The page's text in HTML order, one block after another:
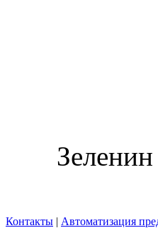
Контакты | Автоматизация